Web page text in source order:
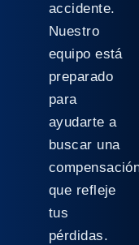
accidente.
Nuestro
equipo está
preparado
para
ayudarte a
buscar una
que refleje
tus
pérdidas.